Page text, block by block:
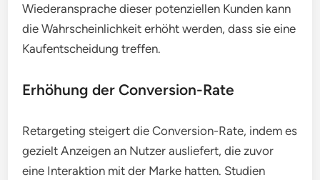
Wiederansprache dieser potenziellen Kunden kann
die Wahrscheinlichkeit erhöht werden, dass sie eine
Kaufentscheidung treffen.
Erhöhung der Conversion-Rate
Retargeting steigert die Conversion-Rate, indem es
gezielt Anzeigen an Nutzer ausliefert, die zuvor
eine Interaktion mit der Marke hatten. Studien